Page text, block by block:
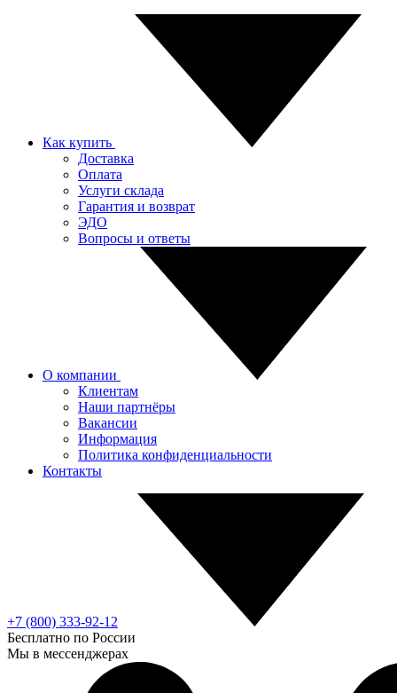
Как купить
Доставка
Оплата
Услуги склада
Гарантия и возврат
ЭДО
Вопросы и ответы
О компании
Клиентам
Наши партнёры
Вакансии
Информация
Политика конфиденциальности
Контакты
+7 (800) 333-92-12
Бесплатно по России
Мы в мессенджерах